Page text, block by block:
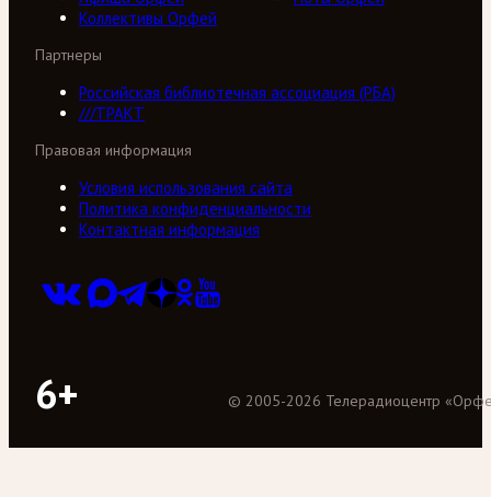
Коллективы Орфей
Партнеры
Российская библиотечная ассоциация (РБА)
///ТРАКТ
Правовая информация
Условия использования сайта
Политика конфиденциальности
Контактная информация
6+ © 2005-2026 Телерадиоцентр